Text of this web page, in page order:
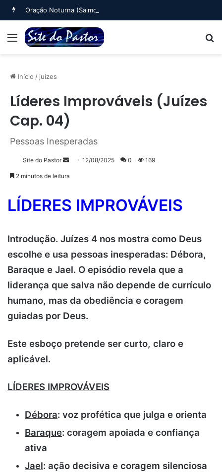
Oração Noturna (Salmo 4)
Menu
Início / juizes
Líderes Improváveis (Juízes
Cap. 04)
Pessoas Inesperadas
Site do Pastor
Mande12/08/2025 0 169
2 minutos de leitura
LÍDERES IMPROVÁVEIS
Introdução. Juízes 4 nos mostra como Deus
escolhe e usa pessoas inesperadas: Débora,
Baraque e Jael. O episódio revela que a
liderança que salva não depende de currículo
humano, mas da obediência e coragem
guiadas por Deus.
Este esboço pretende ser curto, claro e
aplicável.
LÍDERES IMPROVÁVEIS
Débora: voz profética que julga e orienta
Baraque: coragem apoiada e confiança
ativa
Jael: ação decisiva e coragem silenciosa